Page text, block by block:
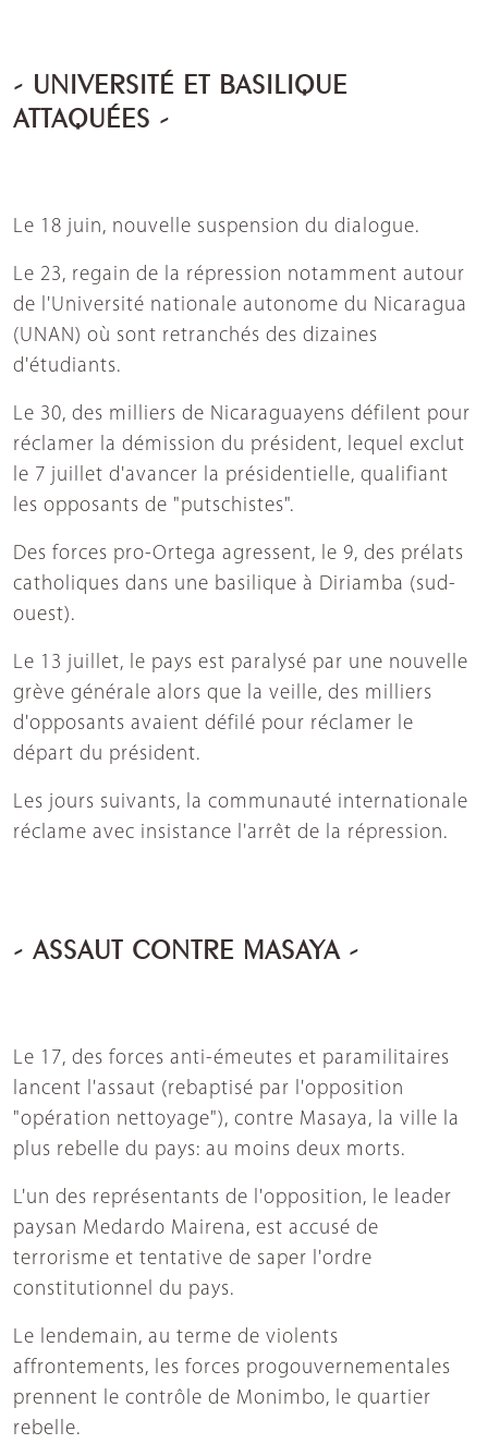
- UNIVERSITÉ ET BASILIQUE
ATTAQUÉES -
Le 18 juin, nouvelle suspension du dialogue.
Le 23, regain de la répression notamment autour
de l'Université nationale autonome du Nicaragua
(UNAN) où sont retranchés des dizaines
d'étudiants.
Le 30, des milliers de Nicaraguayens défilent pour
réclamer la démission du président, lequel exclut
le 7 juillet d'avancer la présidentielle, qualifiant
les opposants de "putschistes".
Des forces pro-Ortega agressent, le 9, des prélats
catholiques dans une basilique à Diriamba (sud-
ouest).
Le 13 juillet, le pays est paralysé par une nouvelle
grève générale alors que la veille, des milliers
d'opposants avaient défilé pour réclamer le
départ du président.
Les jours suivants, la communauté internationale
réclame avec insistance l'arrêt de la répression.
- ASSAUT CONTRE MASAYA -
Le 17, des forces anti-émeutes et paramilitaires
lancent l'assaut (rebaptisé par l'opposition
"opération nettoyage"), contre Masaya, la ville la
plus rebelle du pays: au moins deux morts.
L'un des représentants de l'opposition, le leader
paysan Medardo Mairena, est accusé de
terrorisme et tentative de saper l'ordre
constitutionnel du pays.
Le lendemain, au terme de violents
affrontements, les forces progouvernementales
prennent le contrôle de Monimbo, le quartier
rebelle.